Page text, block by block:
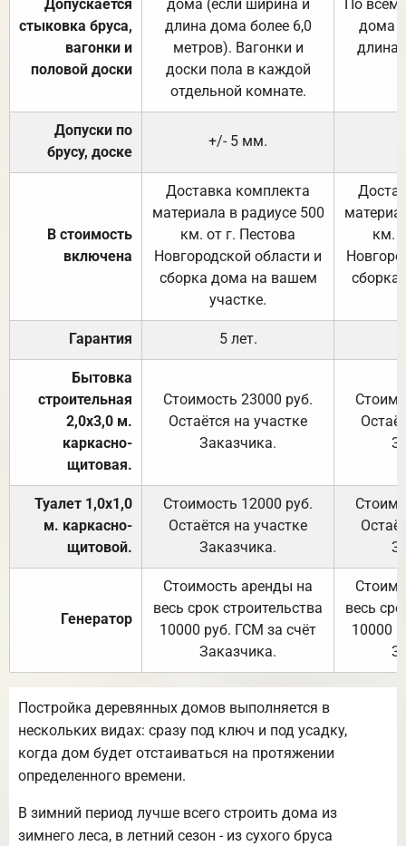
Допускается
стыковка бруса,
вагонки и
половой доски
дома (если ширина и
длина дома более 6,0
метров). Вагонки и
доски пола в каждой
отдельной комнате.
По
дома
длина
Допуски по
брусу, доске
+/- 5 мм.
В стоимость
включена
Доставка комплекта
материала в радиусе 500
км. от г. Пестова
Новгородской области и
сборка дома на вашем
участке.
км.
Гарантия 5 лет.
Бытовка
строительная
2,0х3,0 м.
каркасно-
щитовая.
Стоимость 23000 руб.
Остаётся на участке
Заказчика.
Туалет 1,0х1,0
м. каркасно-
щитовой.
Стоимость 12000 руб.
Остаётся на участке
Заказчика.
Генератор
Стоимость аренды на
весь срок строительства
10000 руб. ГСМ за счёт
Заказчика.
весь
10000
Постройка деревянных домов выполняется в
нескольких видах: сразу под ключ и под усадку,
когда дом будет отстаиваться на протяжении
определенного времени.
В зимний период лучше всего строить дома из
зимнего леса, в летний сезон - из сухого бруса